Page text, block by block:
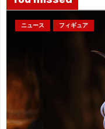
ニュース フィギュア